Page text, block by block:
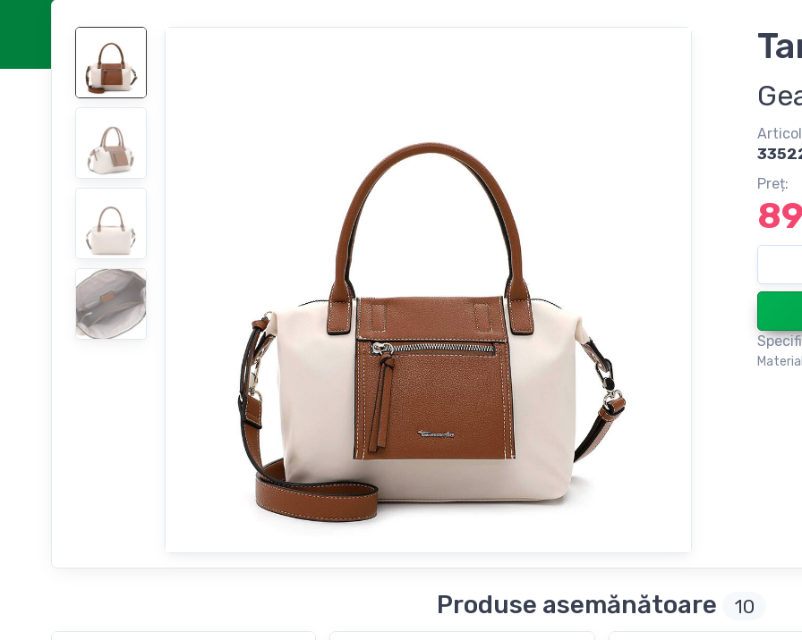
Preț:
Produse asemănătoare 10